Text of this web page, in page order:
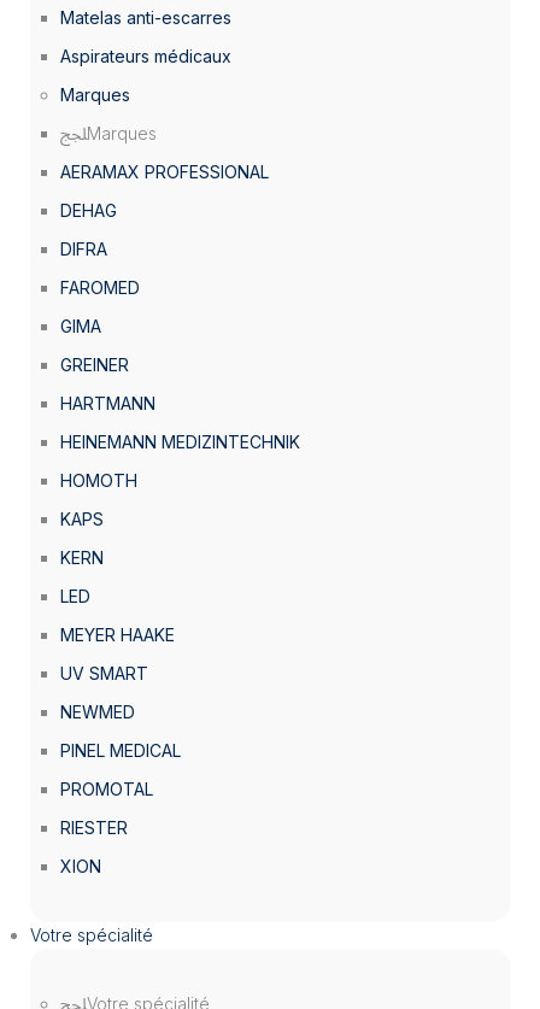
Matelas anti-escarres
Aspirateurs médicaux
Marques
Marques
AERAMAX PROFESSIONAL
DEHAG
DIFRA
FAROMED
GIMA
GREINER
HARTMANN
HEINEMANN MEDIZINTECHNIK
HOMOTH
KAPS
KERN
LED
MEYER HAAKE
UV SMART
NEWMED
PINEL MEDICAL
PROMOTAL
RIESTER
XION
Votre spécialité
Votre spécialité